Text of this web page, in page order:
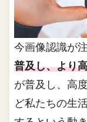
今画像認識が
普及し、より
が普及し、高
ど私たちの生